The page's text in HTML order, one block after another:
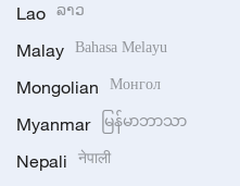
Lao ລາວ
Malay Bahasa Melayu
Mongolian Монгол
Myanmar မြန်မာဘာသာ
Nepali नेपाली